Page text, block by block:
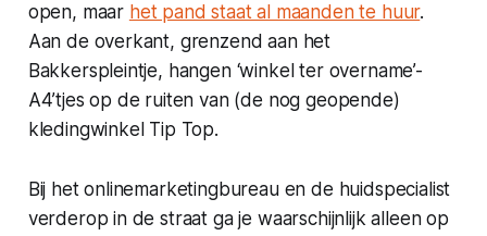
open, maar het pand staat al maanden te huur.
Aan de overkant, grenzend aan het
Bakkerspleintje, hangen ‘winkel ter overname’-
A4’tjes op de ruiten van (de nog geopende)
kledingwinkel Tip Top.
Bij het onlinemarketingbureau en de huidspecialist
verderop in de straat ga je waarschijnlijk alleen op